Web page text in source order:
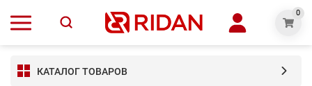
0
КАТАЛОГ ТОВАРОВ